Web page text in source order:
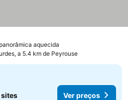
aquecida
a 5.4 km de Peyrouse
sites Ver preços